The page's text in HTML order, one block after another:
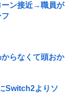
ーン接近→職員が
らなくて頭おか
Switch2よりソ